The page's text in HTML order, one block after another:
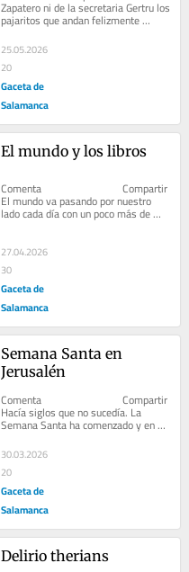
Zapatero ni de la secretaria Gertru los
pajaritos que andan felizmente
amoreciendo en la primavera de la
dehesa que entra...
25.05.2026
20
Gaceta de
Salamanca
El mundo y los libros
Comenta                              Compartir
El mundo va pasando por nuestro
lado cada día con un poco más de
indiferencia y lejanía....
27.04.2026
30
Gaceta de
Salamanca
Semana Santa en
Jerusalén
Comenta                              Compartir
Hacía siglos que no sucedía. La
Semana Santa ha comenzado y en
30.03.2026
20
Gaceta de
Salamanca
Delirio therians